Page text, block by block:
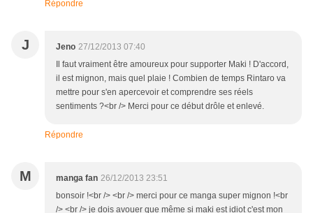
Répondre
J Jeno 27/12/2013 07:40
Il faut vraiment être amoureux pour supporter Maki ! D'accord,
il est mignon, mais quel plaie ! Combien de temps Rintaro va
mettre pour s'en apercevoir et comprendre ses réels
sentiments ?<br /> Merci pour ce début drôle et enlevé.
Répondre
M manga fan 26/12/2013 23:51
bonsoir !<br /> <br /> merci pour ce manga super mignon !<br
/> <br /> je dois avouer que même si maki est idiot c'est mon